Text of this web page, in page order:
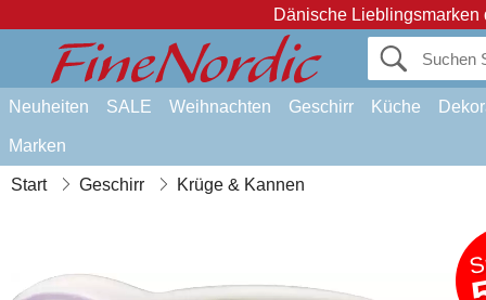
Dänische Lieblingsmarken
Neuheiten SALE Weihnachten Geschirr Küche
Marken
Start Geschirr Krüge & Kannen